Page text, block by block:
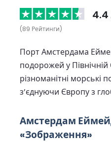
4.4
(89 Рейтинги)
Порт Амстердама
подорожей у
різноманітні морські
з’єднуючи Європу з
Амстердам
«Зображення»